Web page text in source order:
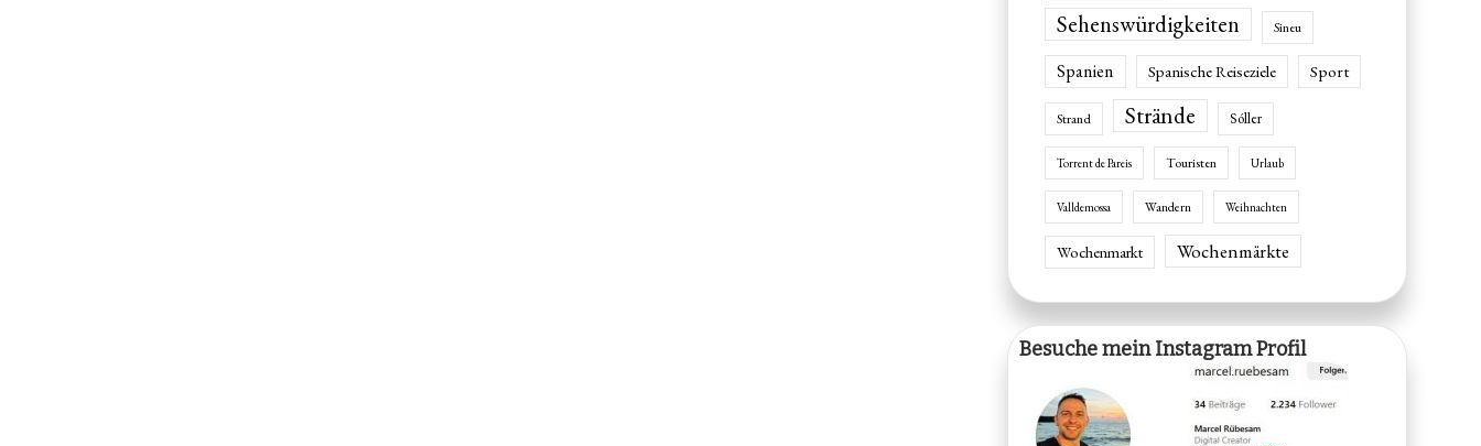
Sehenswürdigkeiten Sineu
Spanien Spanische Reiseziele Sport
Strand Strände Sóller
Torrent de Pareis Touristen Urlaub
Valldemossa Wandern Weihnachten
Wochenmarkt Wochenmärkte
Besuche mein Instagram Profil